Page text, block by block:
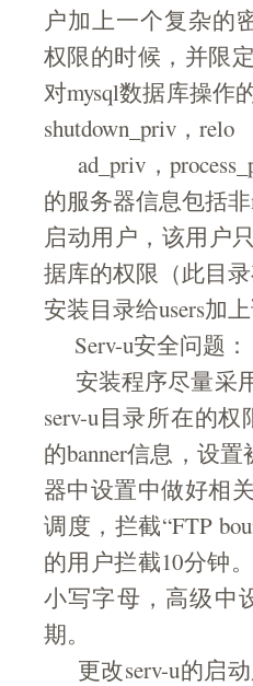
户加上一个复杂的
权限的时候，并限
对mysql数据库操作
shutdown_priv，relo
ad_priv，
的服务器信息包括
启动用户，该用户
据库的权限（此目
安装目录给users加
Serv-u安全问题：
安装程序尽量采
serv-u目录所在的
的banner信息，设
器中设置中做好相
调度，拦截“FTP
的用户拦截10分钟
小写字母，高级中
期。
更改serv-u的启